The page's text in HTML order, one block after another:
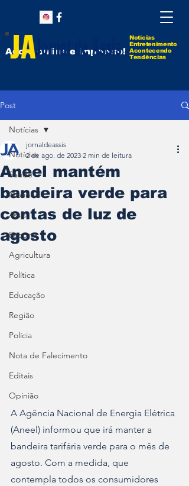
Notícias
Entretenimento
Acontecendo
Tendências
Agora online e impresso!
Post
Notícias
Saúde
Nacional
Assis
Esporte
Agricultura
Política
Educação
Região
Polícia
Nota de Falecimento
Editais
Opinião
Notícias
Aneel mantém
bandeira verde para
contas de luz de
agosto
jornaldeassis
2 de ago. de 2023 2 min de leitura
A Agência Nacional de Energia Elétrica
(Aneel) informou que irá manter a
bandeira tarifária verde para o mês de
agosto. Com a medida, que
contempla todos os consumidores